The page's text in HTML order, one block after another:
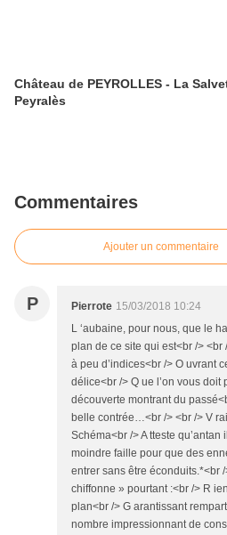
Château de PEYROLLES - La
Peyralès
Commentaires
Ajouter un commentaire
P Pierrote 15/03/2018 10:24
L ‘aubaine, pour nous, que le
plan de ce site qui est<br /> <br
à peu d’indices<br /> O uvrant
délice<br /> Q ue l’on vous
découverte montrant du
belle contrée…<br /> <br /> V
Schéma<br /> A tteste qu’antan
moindre faille pour que des
entrer sans être éconduits.*<br
chiffonne » pourtant :<br /> R
plan<br /> G arantissant
nombre impressionnant de